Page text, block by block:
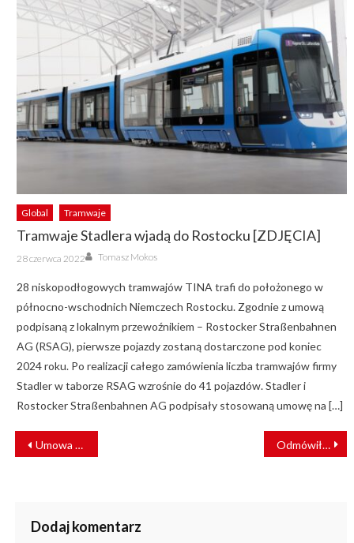
Global Tramwaje
Tramwaje Stadlera wjadą do Rostocku [ZDJĘCIA]
Posted
on
28 czerwca 2022 Author
Tomasz Mokos
28 niskopodłogowych tramwajów TINA trafi do położonego w
północno-wschodnich Niemczech Rostocku. Zgodnie z umową
podpisaną z lokalnym przewoźnikiem – Rostocker Straßenbahnen
AG (RSAG), pierwsze pojazdy zostaną dostarczone pod koniec
2024 roku. Po realizacji całego zamówienia liczba tramwajów firmy
Stadler w taborze RSAG wzrośnie do 41 pojazdów. Stadler i
Rostocker Straßenbahnen AG podpisały stosowaną umowę na […]
NAWIGACJA
WPISU
Umowa na przebudowę stacji towarowej Katowice Szopienice Północne podpisana Odmówił założenia w pociągu maseczki i nakasłał na policjantów. Stanie przed sądem [FILM]
Dodaj komentarz